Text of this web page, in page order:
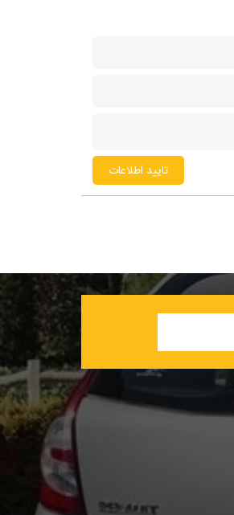
تایید اطلاعات